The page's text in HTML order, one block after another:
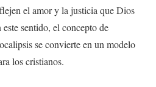
el amor y la justicia que Dios
sentido, el concepto de
se convierte en un modelo
los cristianos.